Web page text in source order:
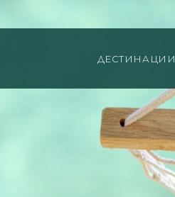
ДЕСТИНАЦИИ